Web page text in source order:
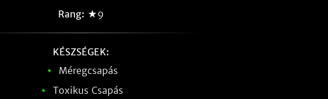
Rang: ★9
KÉSZSÉGEK:
Méregcsapás
Toxikus Csapás